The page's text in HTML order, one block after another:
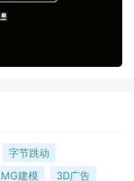
字节跳动
MG建模
3D广告